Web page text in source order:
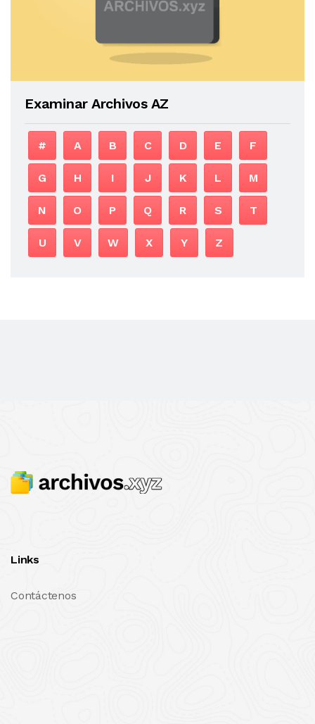
Examinar Archivos AZ
# A B C D E F
G H I J K L M
N O P Q R S T
U V W X Y Z
Links
Contáctenos